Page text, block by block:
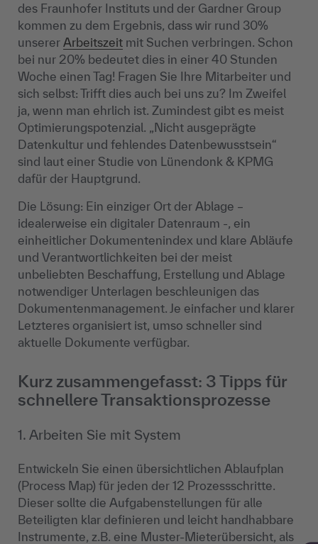
des Fraunhofer Instituts und der Gardner Group
kommen zu dem Ergebnis, dass wir rund 30%
unserer Arbeitszeit mit Suchen verbringen. Schon
bei nur 20% bedeutet dies in einer 40 Stunden
Woche einen Tag! Fragen Sie Ihre Mitarbeiter und
sich selbst: Trifft dies auch bei uns zu? Im Zweifel
ja, wenn man ehrlich ist. Zumindest gibt es meist
Optimierungspotenzial. „Nicht ausgeprägte
Datenkultur und fehlendes Datenbewusstsein“
sind laut einer Studie von Lünendonk & KPMG
dafür der Hauptgrund.
Die Lösung: Ein einziger Ort der Ablage –
idealerweise ein digitaler Datenraum -, ein
einheitlicher Dokumentenindex und klare Abläufe
und Verantwortlichkeiten bei der meist
unbeliebten Beschaffung, Erstellung und Ablage
notwendiger Unterlagen beschleunigen das
Dokumentenmanagement. Je einfacher und klarer
Letzteres organisiert ist, umso schneller sind
aktuelle Dokumente verfügbar.
Kurz zusammengefasst: 3 Tipps für
schnellere Transaktionsprozesse
1. Arbeiten Sie mit System
Entwickeln Sie einen übersichtlichen Ablaufplan
(Process Map) für jeden der 12 Prozessschritte.
Dieser sollte die Aufgabenstellungen für alle
Beteiligten klar definieren und leicht handhabbare
Instrumente, z.B. eine Muster-Mieterübersicht, als